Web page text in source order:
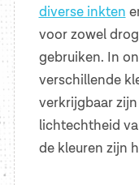
diverse inkten
voor zowel
gebruiken. In
verschillende
verkrijgbaar
lichtechtheid
de kleuren zijn